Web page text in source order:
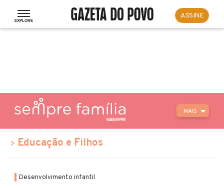
ASSINE
MAIS
Educação e Filhos
Desenvolvimento infantil